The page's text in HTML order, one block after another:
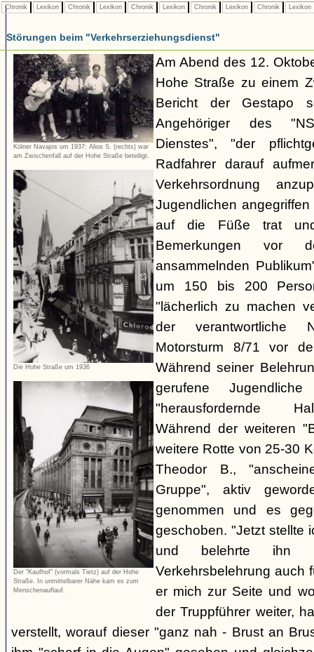
Chronik Lexikon Chronik Lexikon Chronik Lexikon Chronik Lexikon Chronik Lexikon
Störungen beim "Verkehrserziehungsdienst"
Kölner Navajos um 1937: Alios S. (rechts) war
am Zwischenfall auf der Hohe Straße beteiligt.
Die Hohe Straße um 1936
Der "Kaufhof" (vormals Tietz) auf der Hohe
Straße. In unmittelbarer Nähe kam es zum
Menschenauflauf.
Am Abend des 12.
Hohe Straße zu einem
Bericht der Gestapo
Angehöriger des
Dienstes", "der
Radfahrer darauf
Verkehrsordnung
Jugendlichen
auf die Füße trat und
Bemerkungen vor
ansammelnden
um 150 bis 200
"lächerlich zu machen
der verantwortliche
Motorsturm 8/71 vor
Während seiner
gerufene
"herausfordernde
Während der weiteren
weitere Rotte von 25-30
Theodor B.,
Gruppe", aktiv
genommen und es
geschoben. "Jetzt stellte
und belehrte ihn
Verkehrsbelehrung auch
er mich zur Seite und
der Truppführer weiter,
verstellt, worauf dieser "ganz nah - Brust an